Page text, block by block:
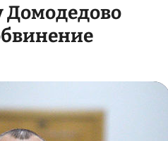
Домодедово